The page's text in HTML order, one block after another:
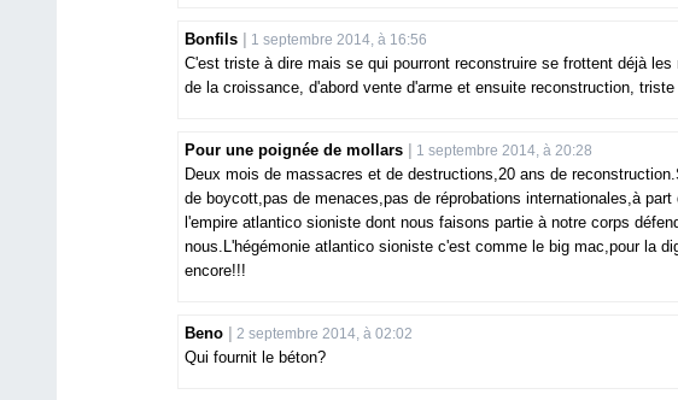
Bonfils 1 septembre 2014, à 16:56
C'est triste à dire mais se qui pourront reconstruire se frottent déjà
de la croissance, d'abord vente d'arme et ensuite reconstruction,
Pour une poignée de mollars 1 septembre 2014, à 20:28
Deux mois de massacres et de destructions,20 ans de
de boycott,pas de menaces,pas de réprobations internationales,à
l'empire atlantico sioniste dont nous faisons partie à notre corps
nous.L'hégémonie atlantico sioniste c'est comme le big mac,pour la
encore!!!
Beno 2 septembre 2014, à 02:02
Qui fournit le béton?